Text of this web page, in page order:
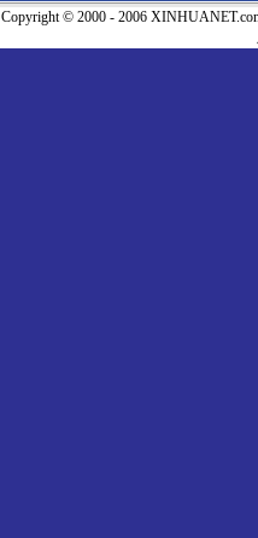
Copyright © 2000 - 2006